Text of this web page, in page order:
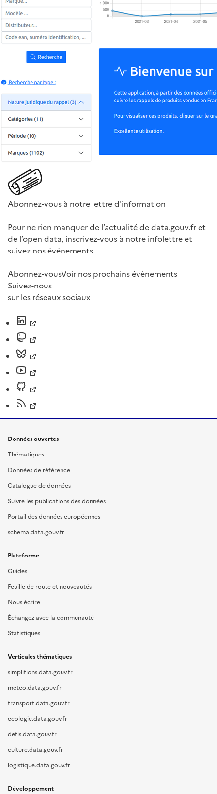
Abonnez-vous à notre lettre d'information
Pour ne rien manquer de l’actualité de data.gouv.fr et
de l’open data, inscrivez-vous à notre infolettre et
suivez nos événements.
Abonnez-vousVoir nos prochains évènements
Suivez-nous
sur les réseaux sociaux
Données ouvertes
Thématiques
Données de référence
Catalogue de données
Suivre les publications des données
Portail des données européennes
schema.data.gouv.fr
Plateforme
Guides
Feuille de route et nouveautés
Nous écrire
Échangez avec la communauté
Statistiques
Verticales thématiques
simplifions.data.gouv.fr
meteo.data.gouv.fr
transport.data.gouv.fr
ecologie.data.gouv.fr
defis.data.gouv.fr
culture.data.gouv.fr
logistique.data.gouv.fr
Développement